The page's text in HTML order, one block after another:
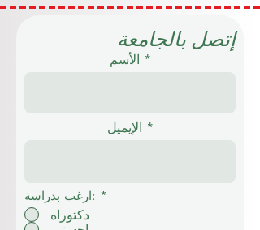
إتصل بالجامعة
الأسم
الإيميل
ارغب بدراسة: *
دكتوراه